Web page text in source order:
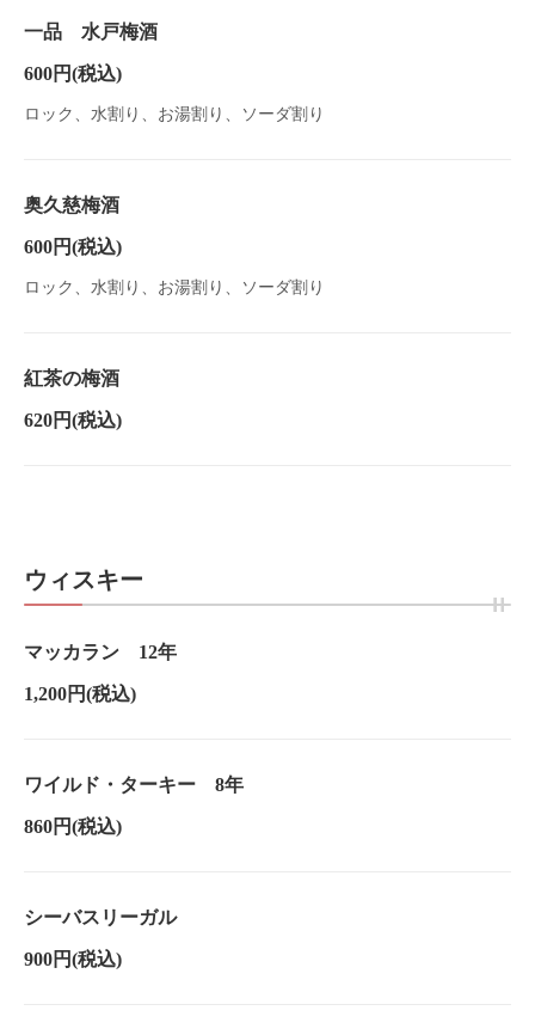
一品 水戸梅酒
600円(税込)
ロック、水割り、お湯割り、ソーダ割り
奥久慈梅酒
600円(税込)
ロック、水割り、お湯割り、ソーダ割り
紅茶の梅酒
620円(税込)
ウィスキー
マッカラン 12年
1,200円(税込)
ワイルド・ターキー 8年
860円(税込)
シーバスリーガル
900円(税込)